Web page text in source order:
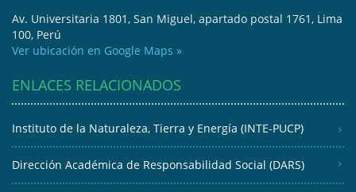
Av. Universitaria 1801, San Miguel, apartado postal 1761, Lima
100, Perú
Ver ubicación en Google Maps »
ENLACES RELACIONADOS
Instituto de la Naturaleza, Tierra y Energía (INTE-PUCP)
Dirección Académica de Responsabilidad Social (DARS)